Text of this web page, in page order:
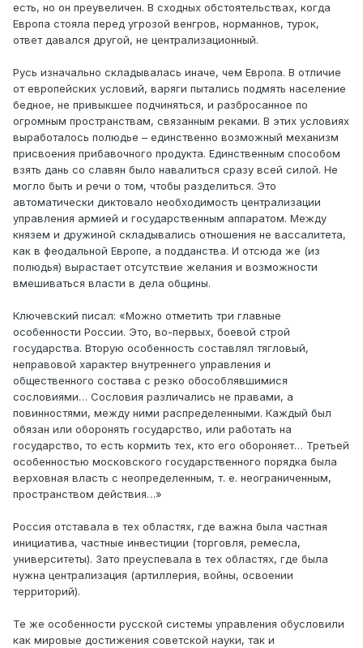
есть, но он преувеличен. В сходных обстоятельствах, когда
Европа стояла перед угрозой венгров, норманнов, турок,
ответ давался другой, не централизационный.
Русь изначально складывалась иначе, чем Европа. В отличие
от европейских условий, варяги пытались подмять население
бедное, не привыкшее подчиняться, и разбросанное по
огромным пространствам, связанным реками. В этих условиях
выработалось полюдье – единственно возможный механизм
присвоения прибавочного продукта. Единственным способом
взять дань со славян было навалиться сразу всей силой. Не
могло быть и речи о том, чтобы разделиться. Это
автоматически диктовало необходимость централизации
управления армией и государственным аппаратом. Между
князем и дружиной складывались отношения не вассалитета,
как в феодальной Европе, а подданства. И отсюда же (из
полюдья) вырастает отсутствие желания и возможности
вмешиваться власти в дела общины.
Ключевский писал: «Можно отметить три главные
особенности России. Это, во-первых, боевой строй
государства. Вторую особенность составлял тягловый,
неправовой характер внутреннего управления и
общественного состава с резко обособлявшимися
сословиями… Сословия различались не правами, а
повинностями, между ними распределенными. Каждый был
обязан или оборонять государство, или работать на
государство, то есть кормить тех, кто его обороняет… Третьей
особенностью московского государственного порядка была
верховная власть с неопределенным, т. е. неограниченным,
пространством действия…»
Россия отставала в тех областях, где важна была частная
инициатива, частные инвестиции (торговля, ремесла,
университеты). Зато преуспевала в тех областях, где была
нужна централизация (артиллерия, войны, освоении
территорий).
Те же особенности русской системы управления обусловили
как мировые достижения советской науки, так и